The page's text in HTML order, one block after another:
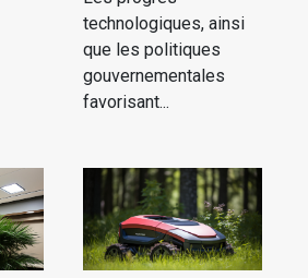
technologiques, ainsi
que les politiques
gouvernementales
favorisant...